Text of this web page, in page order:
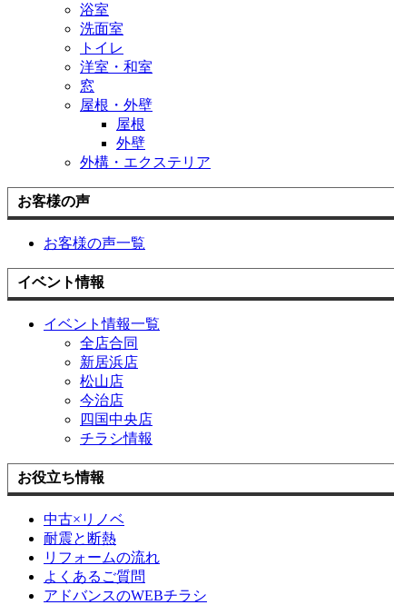
浴室
洗面室
トイレ
洋室・和室
窓
屋根・外壁
屋根
外壁
外構・エクステリア
お客様の声
お客様の声一覧
イベント情報
イベント情報一覧
全店合同
新居浜店
松山店
今治店
四国中央店
チラシ情報
お役立ち情報
中古×リノベ
耐震と断熱
リフォームの流れ
よくあるご質問
アドバンスのWEBチラシ